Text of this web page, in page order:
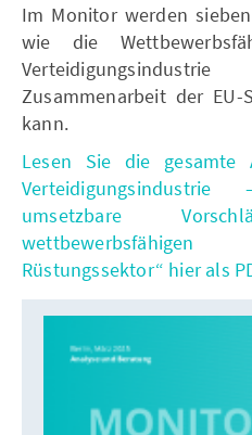
Im Monitor werden
wie die
Zusammenarbeit der
kann.
Lesen Sie die
umsetzbare
Rüstungssektor“ hier als